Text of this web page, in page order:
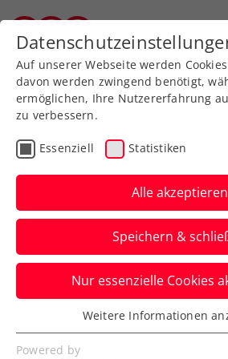
Zurück zur Newsübersicht
Turniere
Red Bull
Zverev kann
verteidigen
Der deutsche
triumphiert wie 2023 beim
Aufwärmturnier zum ATP-
Verfasst von: Presseaussendung /
Auf unserer Webseite werden
davon werden zwingend benötigt,
ermöglichen, Ihre Nutzererfahrung
zu verbessern.
Essenziell Statistiken
Alle akzeptieren
Speichern &
Nur essenzielle Cookies
Essenziell
Essenzielle Cookies werden für
Weitere Informationen
Powered by